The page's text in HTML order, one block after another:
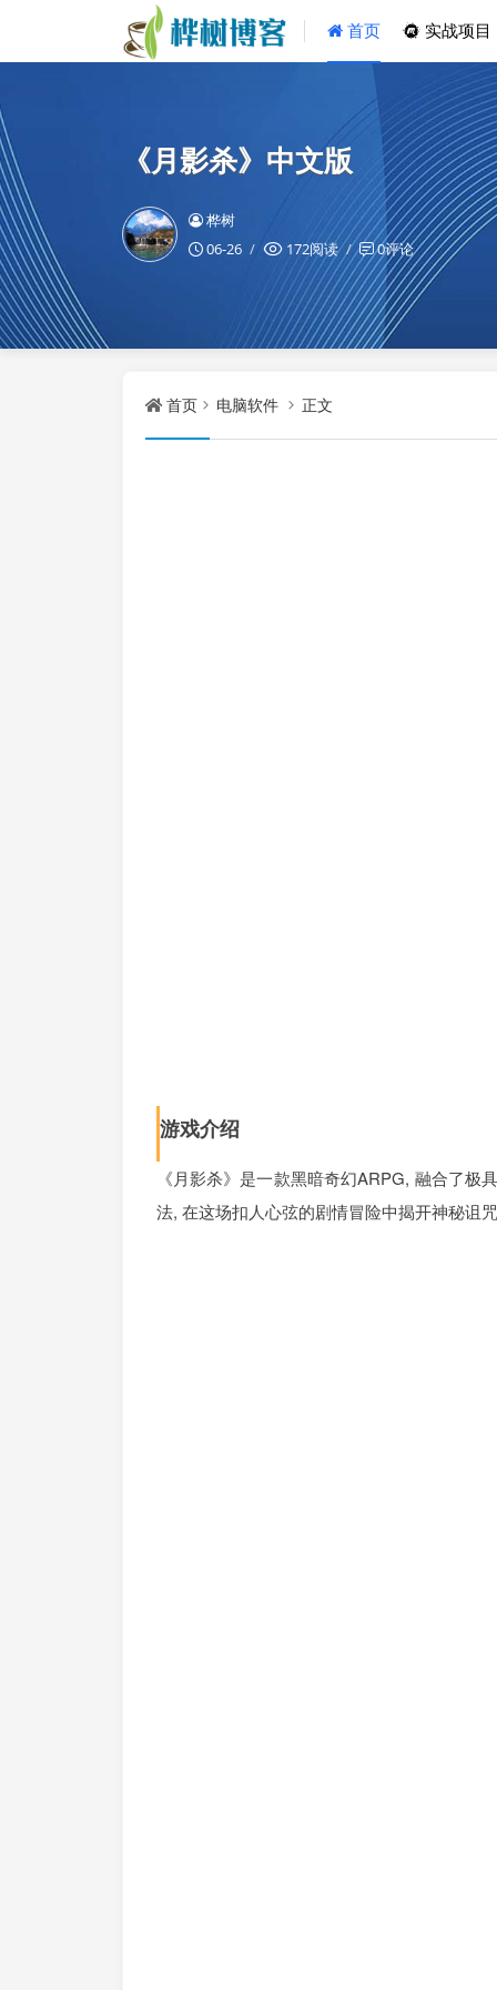
首页 实战项目
《月影杀》中文版
桦树
06-26
172阅读 0评论
首页 电脑软件 正文
游戏介绍
《月影杀》是一款黑暗奇幻ARPG, 融合了
法, 在这场扣人心弦的剧情冒险中揭开神秘诅